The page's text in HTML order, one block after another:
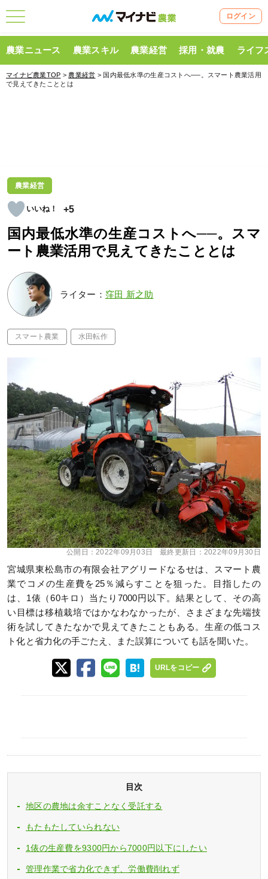
ログイン
農業ニュース 農業スキル 農業経営 採用・就農 ライフ
マイナビ農業TOP > 農業経営 > 国内最低水準の生産コストへ──。スマート農業活用
で見えてきたこととは
農業経営
+5
国内最低水準の生産コストへ──。スマ
ート農業活用で見えてきたこととは
ライター： 窪田 新之助
スマート農業 水田転作
公開日：2022年09月03日 最終更新日： 2022年09月30日
宮城県東松島市の有限会社アグリードなるせは、スマート農
業でコメの生産費を25％減らすことを狙った。目指したの
は、1俵（60キロ）当たり7000円以下。結果として、その高
い目標は移植栽培ではかなわなかったが、さまざまな先端技
術を試してきたなかで見えてきたこともある。生産の低コス
ト化と省力化の手ごたえ、また誤算についても話を聞いた。
URLをコピー
目次
地区の農地は余すことなく受託する
もたもたしていられない
1俵の生産費を9300円から7000円以下にしたい
管理作業で省力化できず、労働費削れず